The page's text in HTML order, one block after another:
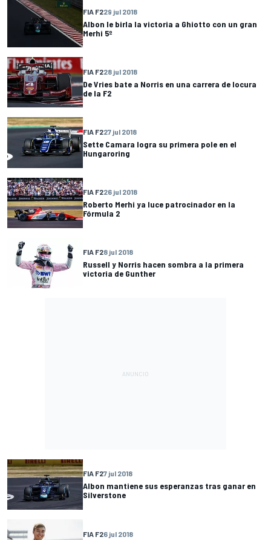
FIA F229 jul 2018
Albon le birla la victoria a Ghiotto con un gran
Merhi 5º
FIA F228 jul 2018
De Vries bate a Norris en una carrera de locura
de la F2
FIA F227 jul 2018
Sette Camara logra su primera pole en el
Hungaroring
FIA F226 jul 2018
Roberto Merhi ya luce patrocinador en la
Fórmula 2
FIA F28 jul 2018
Russell y Norris hacen sombra a la primera
victoria de Gunther
FIA F27 jul 2018
Albon mantiene sus esperanzas tras ganar en
Silverstone
FIA F26 jul 2018